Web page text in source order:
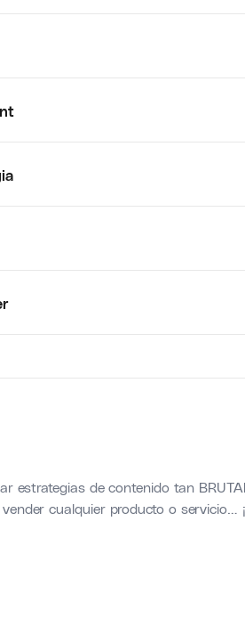
estrategias de contenido tan
cualquier producto o servicio…